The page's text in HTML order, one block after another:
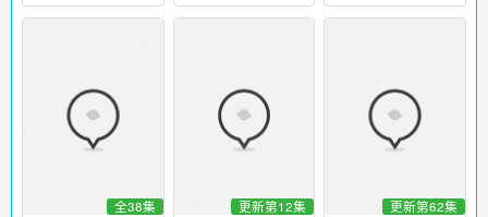
全38集 更新第12集 更新第62集